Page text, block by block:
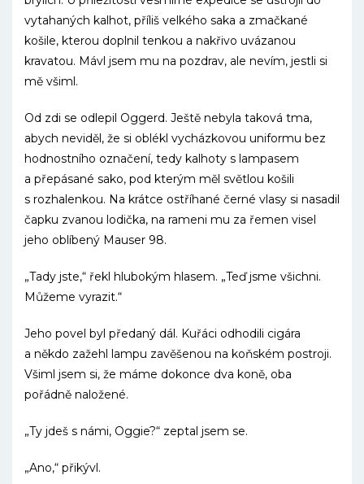
vytahaných kalhot, příliš velkého saka a zmačkané
košile, kterou doplnil tenkou a nakřivo uvázanou
kravatou. Mávl jsem mu na pozdrav, ale nevím, jestli si
mě všiml.
Od zdi se odlepil Oggerd. Ještě nebyla taková tma,
abych neviděl, že si oblékl vycházkovou uniformu bez
hodnostního označení, tedy kalhoty s lampasem
a přepásané sako, pod kterým měl světlou košili
s rozhalenkou. Na krátce ostříhané černé vlasy si nasadil
čapku zvanou lodička, na rameni mu za řemen visel
jeho oblíbený Mauser 98.
„Tady jste,“ řekl hlubokým hlasem. „Teď jsme všichni.
Můžeme vyrazit.“
Jeho povel byl předaný dál. Kuřáci odhodili cigára
a někdo zažehl lampu zavěšenou na koňském postroji.
Všiml jsem si, že máme dokonce dva koně, oba
pořádně naložené.
„Ty jdeš s námi, Oggie?“ zeptal jsem se.
„Ano,“ přikývl.